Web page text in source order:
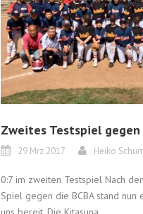
Zweites Testspiel gegen
29 Mrz 2017 Heiko
0:7 im zweiten Testspiel Nach
Spiel gegen die BCBA stand